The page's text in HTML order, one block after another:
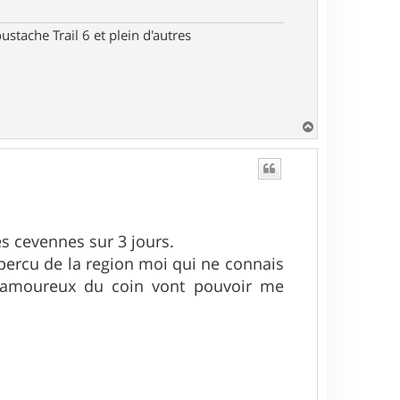
Trail 6 et plein d'autres
a
cevennes sur 3 jours.
de la region moi qui ne connais
du coin vont pouvoir me